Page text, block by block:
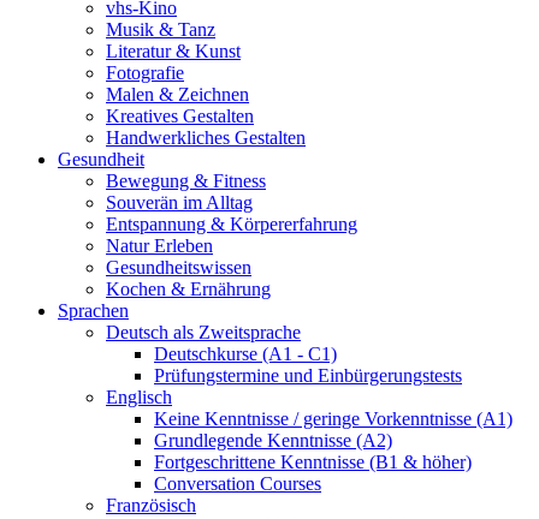
vhs-Kino
Musik & Tanz
Literatur & Kunst
Fotografie
Malen & Zeichnen
Kreatives Gestalten
Handwerkliches Gestalten
Gesundheit
Bewegung & Fitness
Souverän im Alltag
Entspannung & Körpererfahrung
Natur Erleben
Gesundheitswissen
Kochen & Ernährung
Sprachen
Deutsch als Zweitsprache
Deutschkurse (A1 - C1)
Prüfungstermine und Einbürgerungstests
Englisch
Keine Kenntnisse / geringe Vorkenntnisse (A1)
Grundlegende Kenntnisse (A2)
Fortgeschrittene Kenntnisse (B1 & höher)
Conversation Courses
Französisch